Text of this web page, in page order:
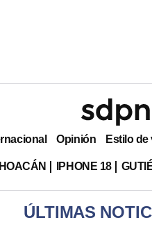
Opinión Estilo de
IPHONE 18
ÚLTIMAS